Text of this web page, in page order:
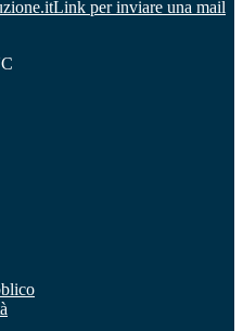
Link per inviare una mail